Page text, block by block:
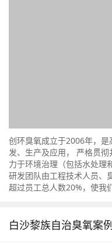
创环臭氧成立于2006年，
发、生产及应用， 严格贯
力于环境治理（包括水处理
研发团队由工程技术人员、
超过员工总人数20%，使我
白沙黎族自治臭氧案